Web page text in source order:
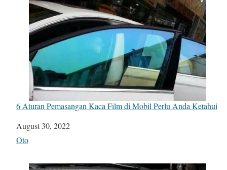
6 Aturan Pemasangan Kaca Film di Mobil Perlu Anda Ketahui
Date
August 30, 2022
In relation to
Oto